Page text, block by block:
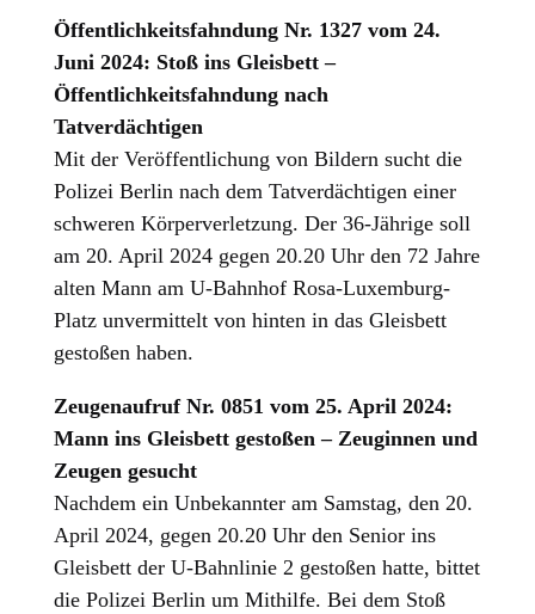
Öffentlichkeitsfahndung Nr. 1327 vom 24.
Juni 2024: Stoß ins Gleisbett –
Öffentlichkeitsfahndung nach
Tatverdächtigen
Mit der Veröffentlichung von Bildern sucht die
Polizei Berlin nach dem Tatverdächtigen einer
schweren Körperverletzung. Der 36-Jährige soll
am 20. April 2024 gegen 20.20 Uhr den 72 Jahre
alten Mann am U-Bahnhof Rosa-Luxemburg-
Platz unvermittelt von hinten in das Gleisbett
gestoßen haben.
Zeugenaufruf Nr. 0851 vom 25. April 2024:
Mann ins Gleisbett gestoßen – Zeuginnen und
Zeugen gesucht
Nachdem ein Unbekannter am Samstag, den 20.
April 2024, gegen 20.20 Uhr den Senior ins
Gleisbett der U-Bahnlinie 2 gestoßen hatte, bittet
die Polizei Berlin um Mithilfe. Bei dem Stoß